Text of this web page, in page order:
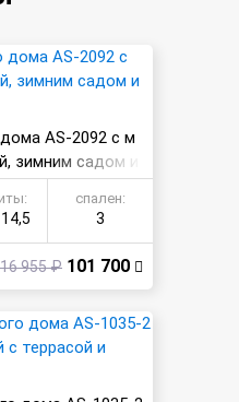
AS-2092 с м
зимним садом и
спален:
3
955 ₽ 101 700